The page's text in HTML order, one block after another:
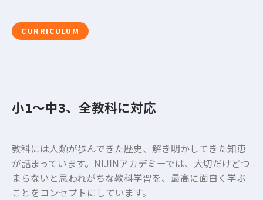
CURRICULUM
小1〜中3、全教科に対応
教科には人類が歩んできた歴史、解き明かしてきた知恵
が詰まっています。NIJINアカデミーでは、大切だけどつ
まらないと思われがちな教科学習を、最高に面白く学ぶ
ことをコンセプトにしています。